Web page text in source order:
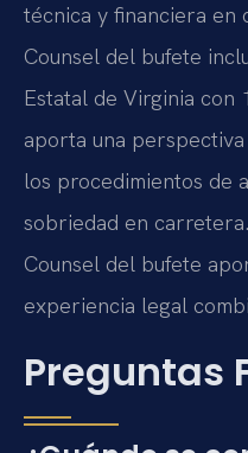
técnica y financiera en
Counsel del bufete
Estatal de Virginia con
aporta una
los procedimientos de
sobriedad en
Counsel del bufete
experiencia legal
Preguntas